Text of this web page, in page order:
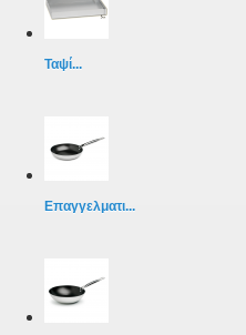
Ταψί...
Επαγγελματι...